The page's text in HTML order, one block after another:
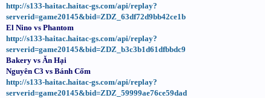
http://s133-haitac.haitac-gs.com/api/replay?
serverid=game20145&bid=ZDZ_63df72d9bb42ce1b
El Nino vs Phantom
http://s133-haitac.haitac-gs.com/api/replay?
serverid=game20145&bid=ZDZ_b3c3b1d61dfbbdc9
Bakery vs Ăn Hại
Nguyên C3 vs Bánh Cốm
http://s133-haitac.haitac-gs.com/api/replay?
serverid=game20145&bid=ZDZ_59999ae76ce59dad